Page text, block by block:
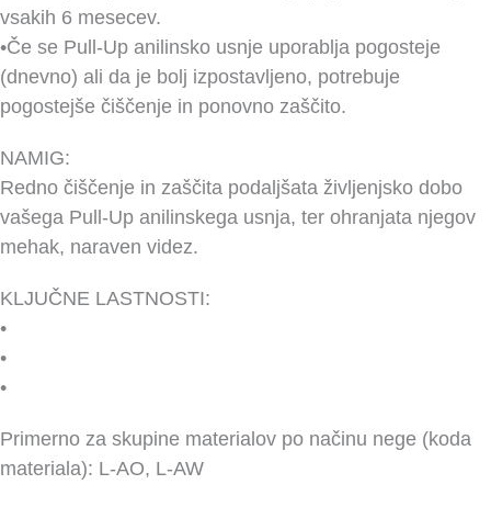
vsakih 6 mesecev.
•Če se Pull-Up anilinsko usnje uporablja pogosteje
(dnevno) ali da je bolj izpostavljeno, potrebuje
pogostejše čiščenje in ponovno zaščito.
NAMIG:
Redno čiščenje in zaščita podaljšata življenjsko dobo
vašega Pull-Up anilinskega usnja, ter ohranjata njegov
mehak, naraven videz.
KLJUČNE LASTNOSTI:
•
•
•
Primerno za skupine materialov po načinu nege (koda
materiala): L-AO, L-AW